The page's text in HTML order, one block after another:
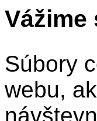
Vážime
Súbory
webu,